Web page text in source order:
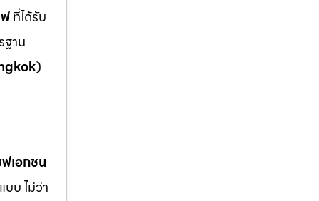
ที่ได้รับ
ฐาน
)
เอกชน
บ ไม่ว่า